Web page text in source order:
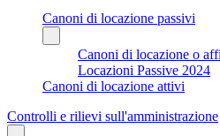
Canoni di locazione passivi
Canoni di locazione o
Locazioni Passive 2024
Canoni di locazione attivi
Controlli e rilievi sull'amministrazione